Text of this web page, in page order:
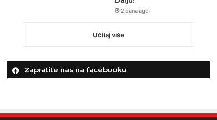
2 dana ago
Učitaj više
Zapratite nas na facebooku